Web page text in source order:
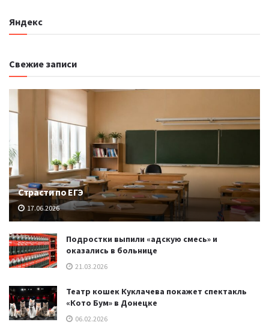
Яндекс
Свежие записи
Страсти по ЕГЭ
17.06.2026
Подростки выпили «адскую смесь» и
оказались в больнице
21.03.2026
Театр кошек Куклачева покажет спектакль
«Кото Бум» в Донецке
06.02.2026